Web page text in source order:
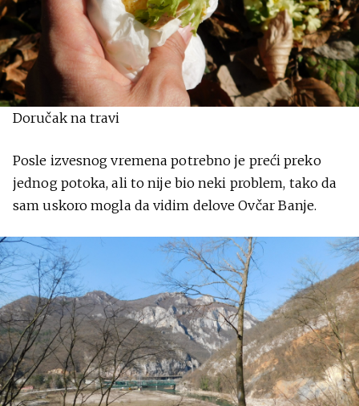
Doručak na travi
Posle izvesnog vremena potrebno je preći preko
jednog potoka, ali to nije bio neki problem, tako da
sam uskoro mogla da vidim delove Ovčar Banje.